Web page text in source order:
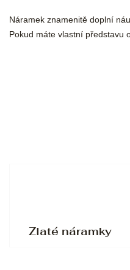
Náramek znamenitě doplní
Pokud máte vlastní představu
Zlaté náramky